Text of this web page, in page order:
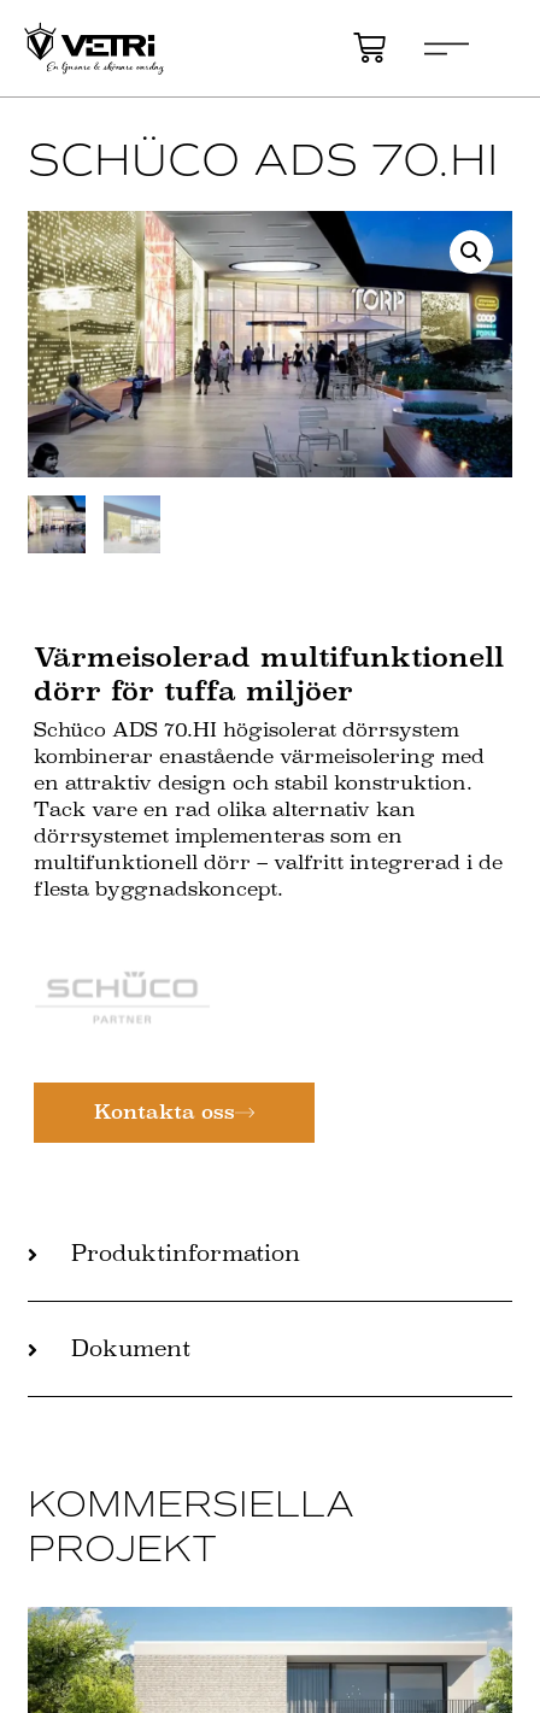
SCHÜCO ADS 70.HI
Värmeisolerad multifunktionell
dörr för tuffa miljöer
Schüco ADS 70.HI högisolerat dörrsystem
kombinerar enastående värmeisolering med
en attraktiv design och stabil konstruktion.
Tack vare en rad olika alternativ kan
dörrsystemet implementeras som en
multifunktionell dörr – valfritt integrerad i de
flesta byggnadskoncept.
Kontakta oss
Produktinformation
Dokument
KOMMERSIELLA
PROJEKT